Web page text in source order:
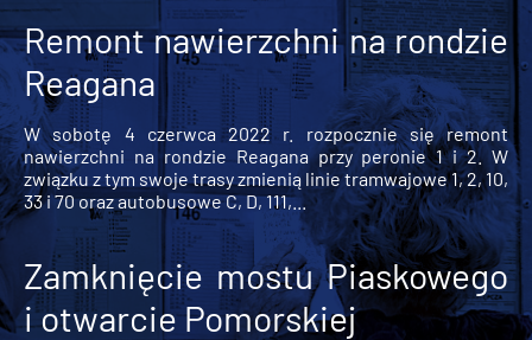
Remont nawierzchni na rondzie
Reagana
W sobotę 4 czerwca 2022 r. rozpocznie się remont
nawierzchni na rondzie Reagana przy peronie 1 i 2. W
związku z tym swoje trasy zmienią linie tramwajowe 1, 2, 10,
33 i 70 oraz autobusowe C, D, 111,...
Zamknięcie mostu Piaskowego
i otwarcie Pomorskiej